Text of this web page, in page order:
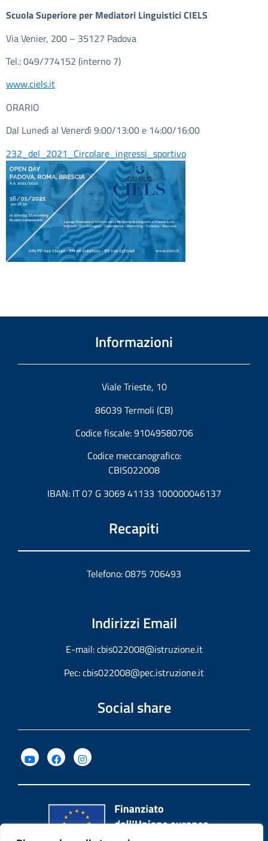
Scuola Superiore per Mediatori LinguisticiCIELS
Via Venier, 200 – 35127 Padova
Tel.: 049/774152 (interno 7)
www.ciels.it
ORARIO
Dal Lunedì al Venerdì 9:00/13:00 e 14:00/16:00
232_del_2021_Circolare_ingressi_sportivo
Informazioni
Viale Trieste, 10
86039 Termoli (CB)
Codice fiscale: 91049580706
Codice meccanografico:
CBIS022008
IBAN: IT 07 G 3069 41133 100000046137
Recapiti
Telefono: 0875 706493
Indirizzi Email
E-mail:cbis022008@istruzione.it
Pec:cbis022008@pec.istruzione.it
Social share